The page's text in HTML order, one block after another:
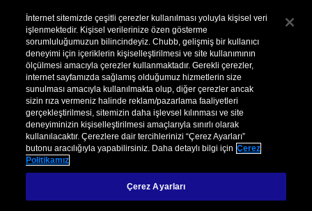
Kurumsal Hasar Şikayet
SEYAHAT
İş Seyahatlerinizde
İnternet sitemizde çeşitli çerezler kullanılması yoluyla kişisel veri
işlenmektedir. Kişisel verilerinize özen gösterme
sorumluluğumuzun bilincindeyiz. Chubb, gelişmiş bir kullanıcı
deneyimi için içeriklerin kişiselleştirilmesi ve site kullanımının
ölçülmesi amacıyla çerezler kullanmaktadır. Gerekli çerezler,
internet sayfamızda sağlamış olduğumuz hizmetlerin size
sunulması amacıyla kullanılmakta olup, diğer çerezler ancak
sizin rıza vermeniz halinde reklam/pazarlama faaliyetleri
gerçekleştirilmesi, sitemizin daha işlevsel kılınması ve site
deneyiminizin kişiselleştirilmesi amaçlarıyla sınırlı olarak
kullanılacaktır. Çerezlere dair tercihlerinizi “Çerez Ayarları”
butonu aracılığıyla yapabilirsiniz. Daha detaylı bilgi için Çerez
Politikamız
Çerez Ayarları